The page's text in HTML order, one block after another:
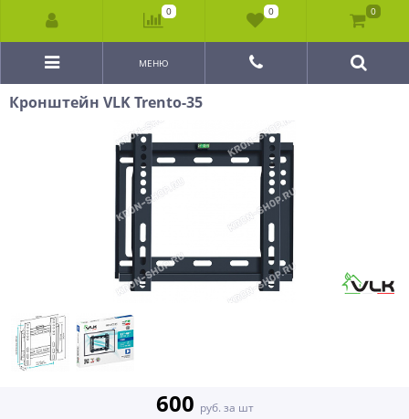
МЕНЮ
Кронштейн VLK Trento-35
600 руб. за шт
0 0 0